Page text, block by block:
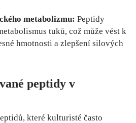
metabolizmu: Peptidy
tuků, což může vést k
hmotnosti a zlepšení silových
peptidy v
které kulturisté často